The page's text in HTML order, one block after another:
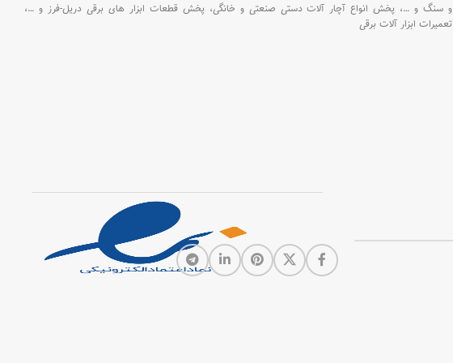
و سنگ و…، پخش انواع آچار آلات دستی صنعتی و خانگی، پخش قطعات ابزار های برقی دریل-فرز و …،
تعمیرات ابزار آلات برقی